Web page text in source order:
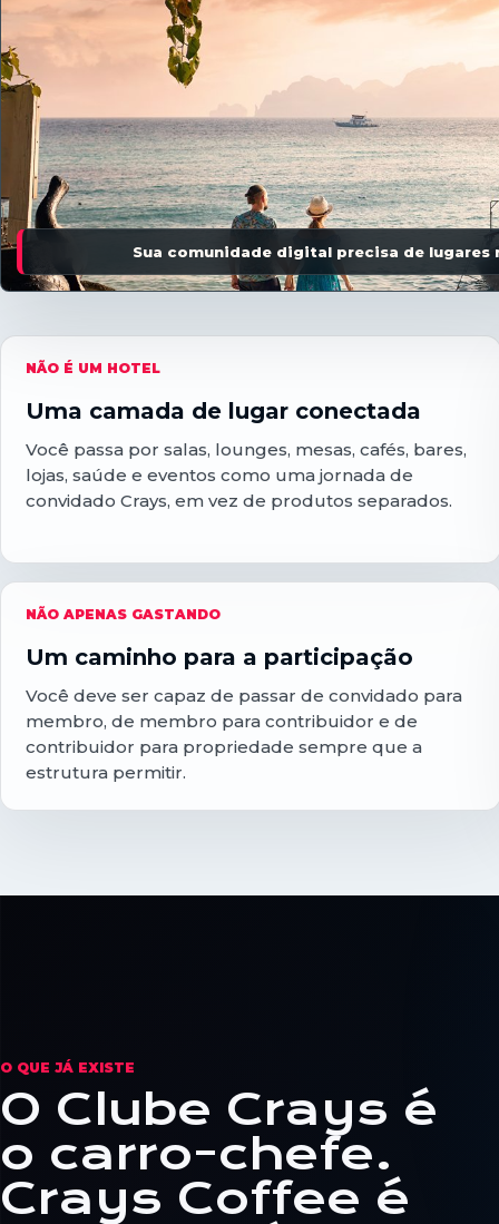
Sua comunidade digital precisa de lugares
NÃO É UM HOTEL
Uma camada de lugar conectada
Você passa por salas, lounges, mesas, cafés, bares,
lojas, saúde e eventos como uma jornada de
convidado Crays, em vez de produtos separados.
NÃO APENAS GASTANDO
Um caminho para a participação
Você deve ser capaz de passar de convidado para
membro, de membro para contribuidor e de
contribuidor para propriedade sempre que a
estrutura permitir.
O QUE JÁ EXISTE
O Clube Crays é
o carro-chefe.
Crays Coffee é